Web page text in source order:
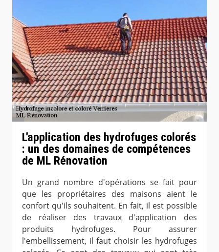
L'application des hydrofuges colorés
: un des domaines de compétences
de ML Rénovation
Un grand nombre d'opérations se fait pour
que les propriétaires des maisons aient le
confort qu'ils souhaitent. En fait, il est possible
de réaliser des travaux d'application des
produits hydrofuges. Pour assurer
l'embellissement, il faut choisir les hydrofuges